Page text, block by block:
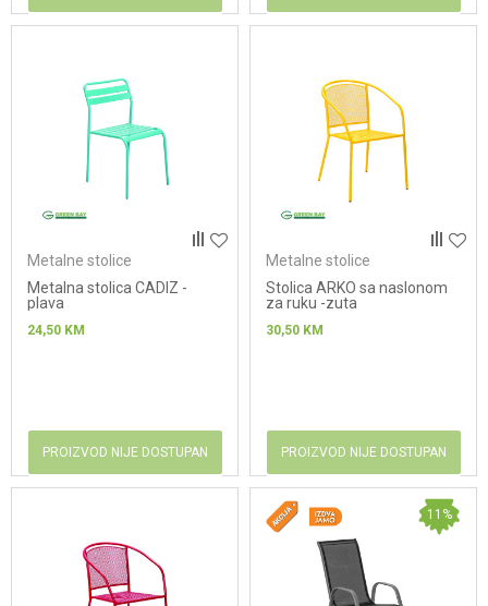
Metalne stolice
Metalna stolica CADIZ -
plava
24,50 KM
PROIZVOD NIJE DOSTUPAN
Metalne stolice
Stolica ARKO sa naslonom
za ruku -zuta
30,50 KM
PROIZVOD NIJE DOSTUPAN
11 %